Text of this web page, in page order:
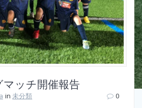
マッチ開催報告
in未分類 0